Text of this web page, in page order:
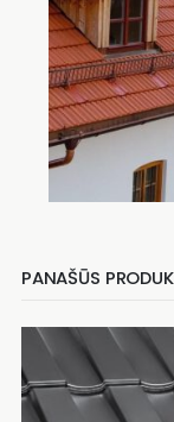
PANAŠŪS